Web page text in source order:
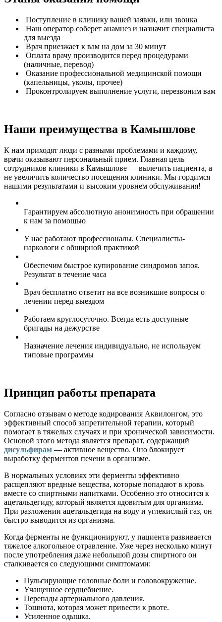
Поступление в клинику вашей заявки, или звонка
Наш оператор соберет анамнез и назначит специалиста
для выезда
Врач приезжает к вам на дом за 30 минут
Оплата врачу производится перед процедурами
(наличные, перевод)
Оказание профессиональной медицинской помощи
(капельницы, уколы, прочее)
Проконтролируем выполнение услуги, перезвоним вам
Наши преимущества в Камышлове
К нам приходят люди с разными проблемами и каждому,
врачи оказывают персональный прием. Главная цель
сотрудников клиники в Камышлове — вылечить пациента, а
не увеличить количество посещения клиники. Мы гордимся
нашими результатами и высоким уровнем обслуживания!
Гарантируем абсолютную анонимность при обращении
к нам за помощью
У нас работают профессионалы. Специалисты-
наркологи с обширной практикой
Обеспечим быстрое купирование синдромов запоя.
Результат в течение часа
Врач бесплатно ответит на все возникшие вопросы о
лечении перед выездом
Работаем круглосуточно. Всегда есть доступные
бригады на дежурстве
Назначение лечения индивидуально, не используем
типовые программы
Принцип работы препарата
Согласно отзывам о методе кодирования Аквилонгом, это
эффективный способ запретительной терапии, который
помогает в тяжелых случаях и при хронической зависимости.
Основой этого метода является препарат, содержащий
дисульфирам — активное вещество. Оно блокирует
выработку ферментов печени в организме.
В нормальных условиях эти ферменты эффективно
расщепляют вредные вещества, которые попадают в кровь
вместе со спиртными напитками. Особенно это относится к
ацетальдегиду, который является ядовитым для организма.
При разложении ацетальдегида на воду и углекислый газ, он
быстро выводится из организма.
Когда ферменты не функционируют, у пациента развивается
тяжелое алкогольное отравление. Уже через несколько минут
после употребления даже небольшой дозы спиртного он
сталкивается со следующими симптомами:
Пульсирующие головные боли и головокружение.
Учащенное сердцебиение.
Перепады артериального давления.
Тошнота, которая может привести к рвоте.
Усиленное одышка.